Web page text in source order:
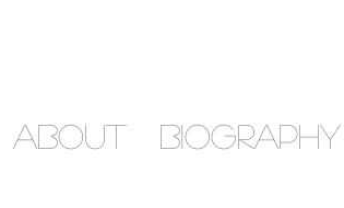
ABOUT BIOGRAPHY